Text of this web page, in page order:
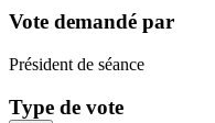
Vote demandé par
Président de séance
Type de vote